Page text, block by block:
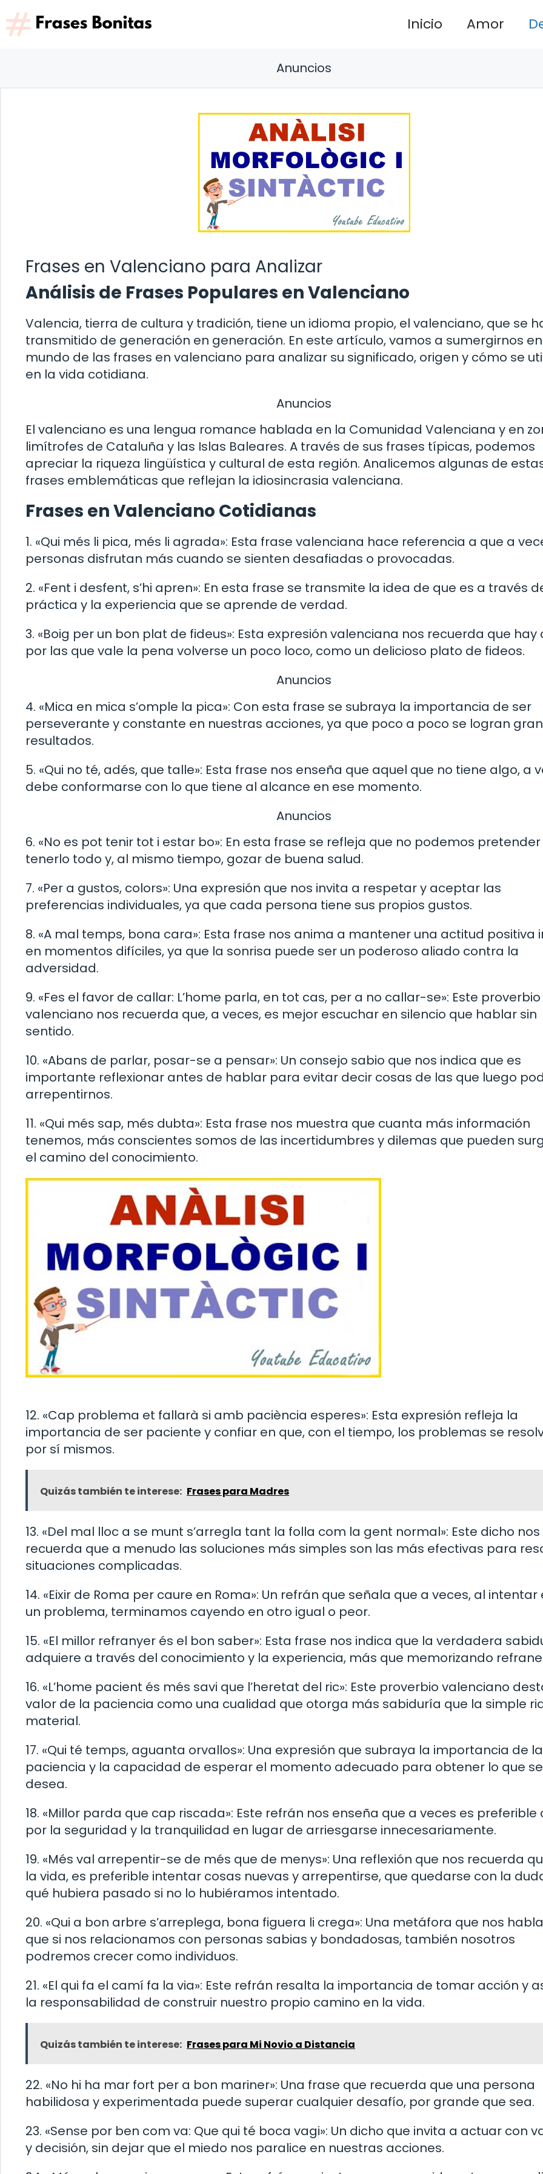
Saltar
al
contenido
Inicio Amor
Anuncios
Frases en Valenciano para Analizar
Análisis de Frases Populares en Valenciano
Valencia, tierra de cultura y tradición, tiene un idioma propio, el valenciano, que se
transmitido de generación en generación. En este artículo, vamos a sumergirnos
mundo de las frases en valenciano para analizar su significado, origen y cómo se
en la vida cotidiana.
Anuncios
El valenciano es una lengua romance hablada en la Comunidad Valenciana y en
limítrofes de Cataluña y las Islas Baleares. A través de sus frases típicas, podemos
apreciar la riqueza lingüística y cultural de esta región. Analicemos algunas de
frases emblemáticas que reflejan la idiosincrasia valenciana.
Frases en Valenciano Cotidianas
1. «Qui més li pica, més li agrada»: Esta frase valenciana hace referencia a que a
personas disfrutan más cuando se sienten desafiadas o provocadas.
2. «Fent i desfent, s’hi apren»: En esta frase se transmite la idea de que es a través
práctica y la experiencia que se aprende de verdad.
3. «Boig per un bon plat de fideus»: Esta expresión valenciana nos recuerda que hay
por las que vale la pena volverse un poco loco, como un delicioso plato de fideos.
Anuncios
4. «Mica en mica s’omple la pica»: Con esta frase se subraya la importancia de ser
perseverante y constante en nuestras acciones, ya que poco a poco se logran
resultados.
5. «Qui no té, adés, que talle»: Esta frase nos enseña que aquel que no tiene algo, a
debe conformarse con lo que tiene al alcance en ese momento.
Anuncios
6. «No es pot tenir tot i estar bo»: En esta frase se refleja que no podemos pretender
tenerlo todo y, al mismo tiempo, gozar de buena salud.
7. «Per a gustos, colors»: Una expresión que nos invita a respetar y aceptar las
preferencias individuales, ya que cada persona tiene sus propios gustos.
8. «A mal temps, bona cara»: Esta frase nos anima a mantener una actitud positiva
en momentos difíciles, ya que la sonrisa puede ser un poderoso aliado contra la
adversidad.
9. «Fes el favor de callar: L’home parla, en tot cas, per a no callar-se»: Este proverbio
valenciano nos recuerda que, a veces, es mejor escuchar en silencio que hablar sin
sentido.
10. «Abans de parlar, posar-se a pensar»: Un consejo sabio que nos indica que es
importante reflexionar antes de hablar para evitar decir cosas de las que luego
arrepentirnos.
11. «Qui més sap, més dubta»: Esta frase nos muestra que cuanta más información
tenemos, más conscientes somos de las incertidumbres y dilemas que pueden
el camino del conocimiento.
12. «Cap problema et fallarà si amb paciència esperes»: Esta expresión refleja la
importancia de ser paciente y confiar en que, con el tiempo, los problemas se
por sí mismos.
Quizás también te interese: Frases para Madres
13. «Del mal lloc a se munt s’arregla tant la folla com la gent normal»: Este dicho nos
recuerda que a menudo las soluciones más simples son las más efectivas para
situaciones complicadas.
14. «Eixir de Roma per caure en Roma»: Un refrán que señala que a veces, al
un problema, terminamos cayendo en otro igual o peor.
15. «El millor refranyer és el bon saber»: Esta frase nos indica que la verdadera
adquiere a través del conocimiento y la experiencia, más que memorizando
16. «L’home pacient és més savi que l’heretat del ric»: Este proverbio valenciano
valor de la paciencia como una cualidad que otorga más sabiduría que la simple
material.
17. «Qui té temps, aguanta orvallos»: Una expresión que subraya la importancia de la
paciencia y la capacidad de esperar el momento adecuado para obtener lo que se
desea.
18. «Millor parda que cap riscada»: Este refrán nos enseña que a veces es
por la seguridad y la tranquilidad en lugar de arriesgarse innecesariamente.
19. «Més val arrepentir-se de més que de menys»: Una reflexión que nos recuerda
la vida, es preferible intentar cosas nuevas y arrepentirse, que quedarse con la
qué hubiera pasado si no lo hubiéramos intentado.
20. «Qui a bon arbre s’arreplega, bona figuera li crega»: Una metáfora que nos
que si nos relacionamos con personas sabias y bondadosas, también nosotros
podremos crecer como individuos.
21. «El qui fa el camí fa la via»: Este refrán resalta la importancia de tomar acción y
la responsabilidad de construir nuestro propio camino en la vida.
Quizás también te interese: Frases para Mi Novio a Distancia
22. «No hi ha mar fort per a bon mariner»: Una frase que recuerda que una persona
habilidosa y experimentada puede superar cualquier desafío, por grande que sea.
23. «Sense por ben com va: Que qui té boca vagi»: Un dicho que invita a actuar con
y decisión, sin dejar que el miedo nos paralice en nuestras acciones.